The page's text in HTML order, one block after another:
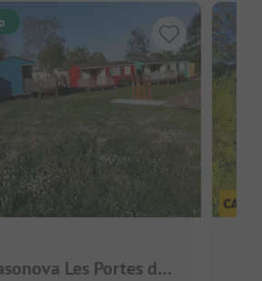
Camping Seasonova Les Portes de l'Alsace